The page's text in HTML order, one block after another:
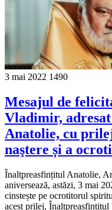
3 mai 2022 1490
Mesajul de
Vladimir,
Anatolie, cu
naştere și a
Înaltpreasfințitul Anatolie,
aniversează, astăzi, 3 mai
cinstește pe ocrotitorul
acest prilej,